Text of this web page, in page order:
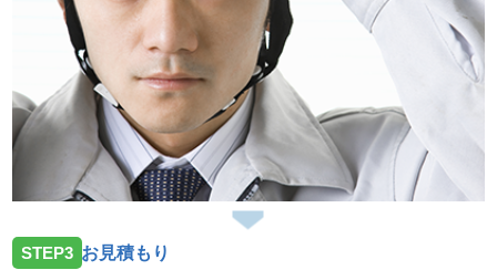
STEP3 お見積もり